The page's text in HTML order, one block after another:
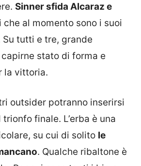
Sinner sfida Alcaraz e
che al momento sono i suoi
tutti e tre, grande
stato di forma e
la vittoria.
outsider potranno inserirsi
finale. L’erba è una
su cui di solito le
. Qualche ribaltone è